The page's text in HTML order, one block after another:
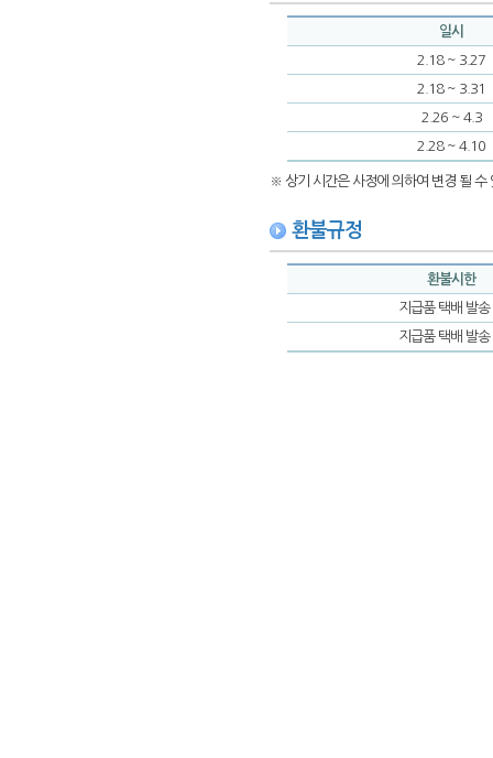
일시
2.18 ~ 3.27
2.18 ~ 3.31
2.26 ~ 4.3
2.28 ~ 4.10
※ 상기 시간은 사정에 의하여 변경 될 수
환불규정
환불시한
지급품 택배 발송
지급품 택배 발송